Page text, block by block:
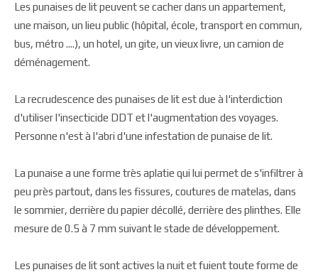
Les punaises de lit peuvent se cacher dans un appartement,
une maison, un lieu public (hôpital, école, transport en commun,
bus, métro ....), un hotel, un gite, un vieux livre, un camion de
déménagement.
La recrudescence des punaises de lit est due à l'interdiction
d'utiliser l'insecticide DDT et l'augmentation des voyages.
Personne n'est à l'abri d'une infestation de punaise de lit.
La punaise a une forme très aplatie qui lui permet de s'infiltrer à
peu près partout, dans les fissures, coutures de matelas, dans
le sommier, derrière du papier décollé, derrière des plinthes. Elle
mesure de 0.5 à 7 mm suivant le stade de développement.
Les punaises de lit sont actives la nuit et fuient toute forme de